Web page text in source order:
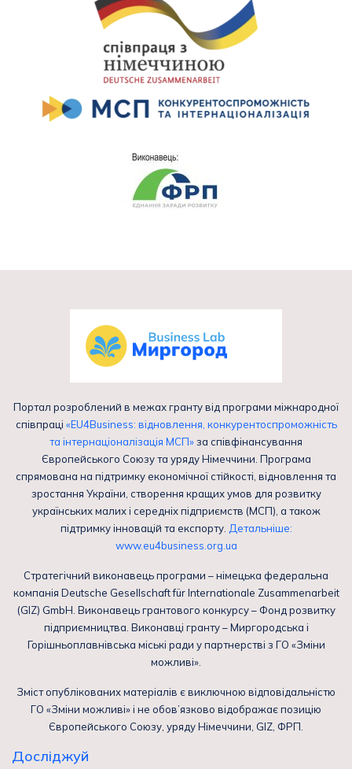
Портал розроблений в межах гранту від програми міжнародної
співпраці «EU4Business: відновлення, конкурентоспроможність
та інтернаціоналізація МСП»за співфінансування
Європейського Союзу та уряду Німеччини. Програма
спрямована на підтримку економічної стійкості, відновлення та
зростання України, створення кращих умов для розвитку
українських малих і середніх підприємств (МСП), а також
підтримку інновацій та експорту. Детальніше:
www.eu4business.org.ua
Стратегічний виконавець програми – німецька федеральна
компанія Deutsche Gesellschaft für Internationale Zusammenarbeit
(GIZ) GmbH. Виконавець грантового конкурсу – Фонд розвитку
підприємництва. Виконавці гранту – Миргородська і
Горішньоплавнівська міські ради у партнерстві з ГО «Зміни
можливі».
Зміст опублікованих матеріалів є виключною відповідальністю
ГО «Зміни можливі» і не обов’язково відображає позицію
Європейського Союзу, уряду Німеччини, GIZ, ФРП.
Досліджуй